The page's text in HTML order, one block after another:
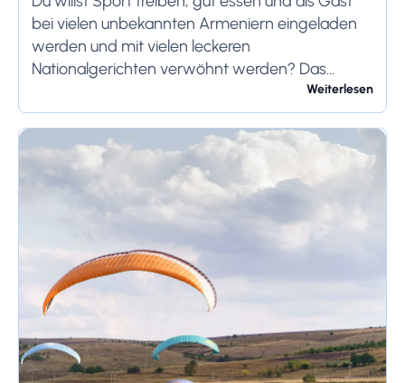
bei vielen unbekannten Armeniern eingeladen
werden und mit vielen leckeren
Nationalgerichten verwöhnt werden? Das
verschneite Armenien wartet auf Sie. Armenien
hat zwei gegensätzliche Wetterbedingungen: zu
heiße Sommer...
Weiterlesen